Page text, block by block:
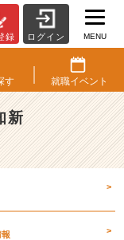
録 ログイン MENU
す 就職イベント
新
>
>